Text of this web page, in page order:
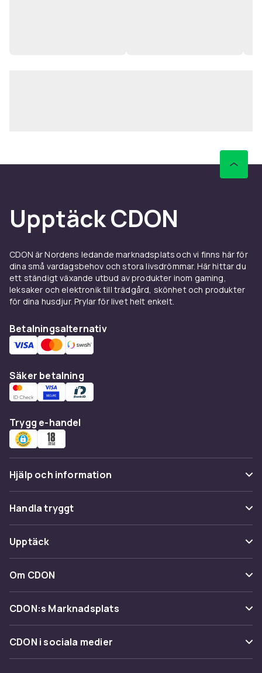
Upptäck CDON
CDON är Nordens ledande marknadsplats och vi finns här för
dina små vardagsbehov och stora livsdrömmar. Här hittar du
ett ständigt växande utbud av produkter inom gaming,
leksaker och elektronik till trädgård, skönhet och produkter
för dina husdjur. Prylar för livet helt enkelt.
Betalningsalternativ
Säker betalning
Trygg e-handel
Hjälp och information
Vanliga frågor
Spåra paket
Ångra & Returnera här
Kundservice
Handla tryggt
Betalning
Leverans
Återkallelser
Upptäck
Kategorier
Varumärken
Shopit.se
Om CDON
Om oss
Kundrecensioner
CDON:s Marknadsplats
Sälj på CDON
Bli affiliate
CDON i sociala medier